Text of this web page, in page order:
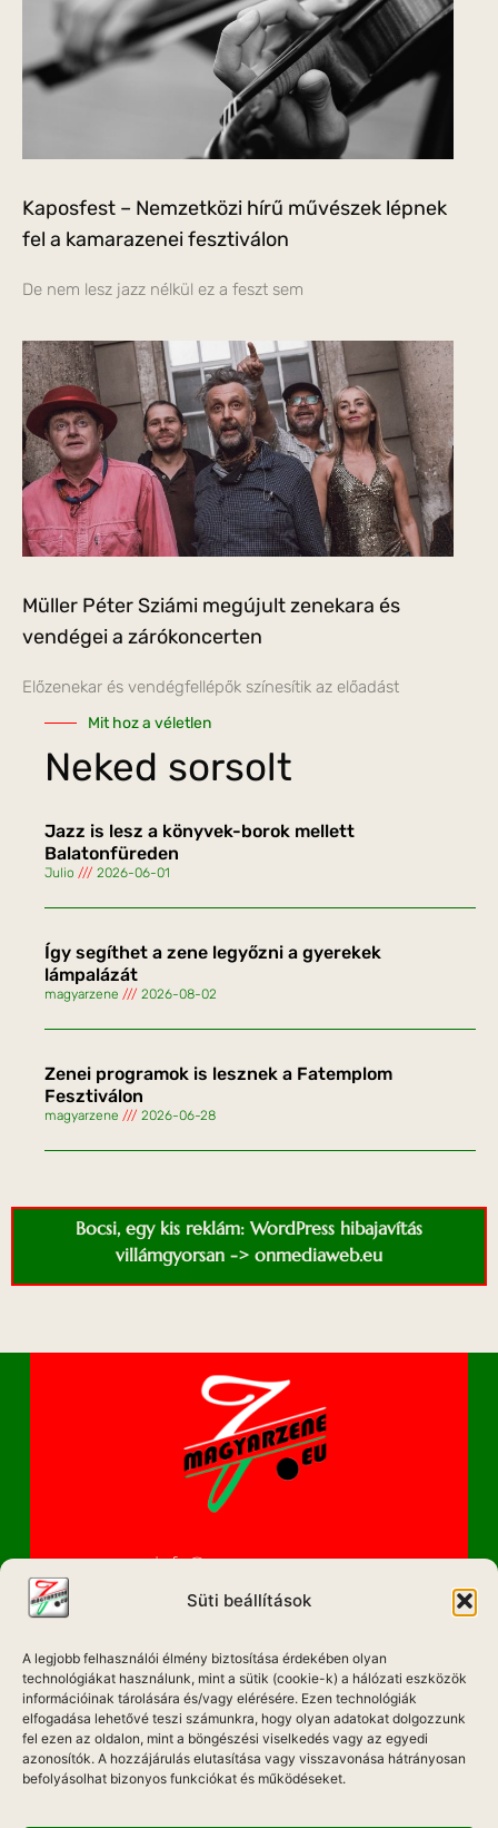
Süti beállítások
A legjobb felhasználói élmény biztosítása érdekében olyan
technológiákat használunk, mint a sütik (cookie-k) a hálózati eszközök
információinak tárolására és/vagy elérésére. Ezen technológiák
elfogadása lehetővé teszi számunkra, hogy olyan adatokat dolgozzunk
fel ezen az oldalon, mint a böngészési viselkedés vagy az egyedi
azonosítók. A hozzájárulás elutasítása vagy visszavonása hátrányosan
befolyásolhat bizonyos funkciókat és működéseket.
Kaposfest – Nemzetközi hírű művészek lépnek
fel a kamarazenei fesztiválon
De nem lesz jazz nélkül ez a feszt sem
Müller Péter Sziámi megújult zenekara és
vendégei a zárókoncerten
Előzenekar és vendégfellépők színesítik az előadást
Mit hoz a véletlen
Neked sorsolt
Jazz is lesz a könyvek-borok mellett
Balatonfüreden
Julio 2026-06-01
Így segíthet a zene legyőzni a gyerekek
lámpalázát
magyarzene 2026-08-02
Zenei programok is lesznek a Fatemplom
Fesztiválon
magyarzene 2026-06-28
Bocsi, egy kis reklám: WordPress hibajavítás
villámgyorsan -> onmediaweb.eu
info@magyarzene.eu
IMPRESSZUM
ETIKAI KÓDEX
MÉDIA AJÁNLAT
ADATKEZELÉSI NYILATKOZAT